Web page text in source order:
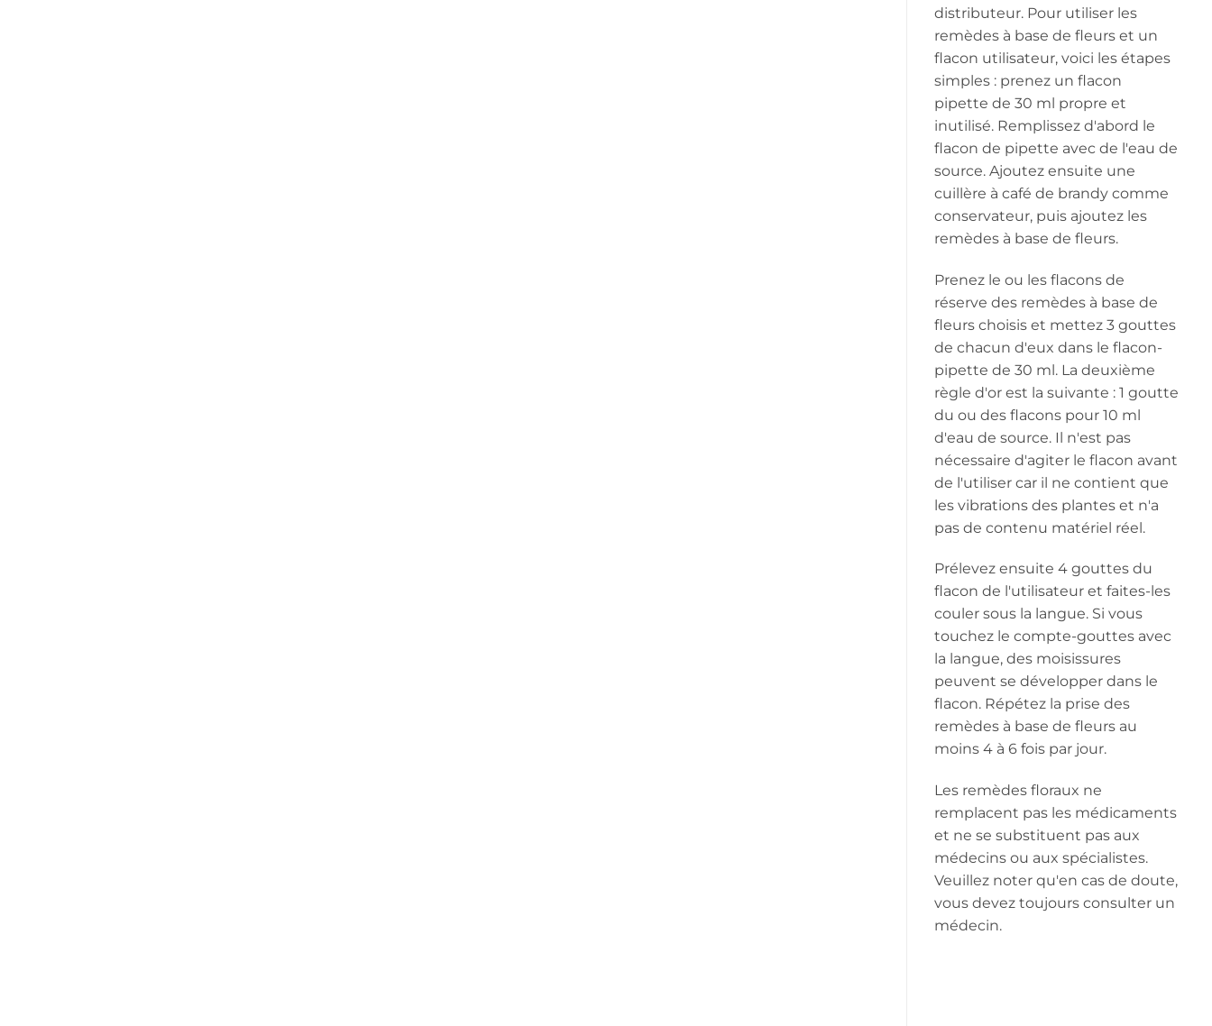
distributeur. Pour utiliser les
remèdes à base de fleurs et un
flacon utilisateur, voici les étapes
simples : prenez un flacon
pipette de 30 ml propre et
inutilisé. Remplissez d'abord le
flacon de pipette avec de l'eau de
source. Ajoutez ensuite une
cuillère à café de brandy comme
conservateur, puis ajoutez les
remèdes à base de fleurs.
Prenez le ou les flacons de
réserve des remèdes à base de
fleurs choisis et mettez 3 gouttes
de chacun d'eux dans le flacon-
pipette de 30 ml. La deuxième
règle d'or est la suivante : 1 goutte
du ou des flacons pour 10 ml
d'eau de source. Il n'est pas
nécessaire d'agiter le flacon avant
de l'utiliser car il ne contient que
les vibrations des plantes et n'a
pas de contenu matériel réel.
Prélevez ensuite 4 gouttes du
flacon de l'utilisateur et faites-les
couler sous la langue. Si vous
touchez le compte-gouttes avec
la langue, des moisissures
peuvent se développer dans le
flacon. Répétez la prise des
remèdes à base de fleurs au
moins 4 à 6 fois par jour.
Les remèdes floraux ne
remplacent pas les médicaments
et ne se substituent pas aux
médecins ou aux spécialistes.
Veuillez noter qu'en cas de doute,
vous devez toujours consulter un
médecin.